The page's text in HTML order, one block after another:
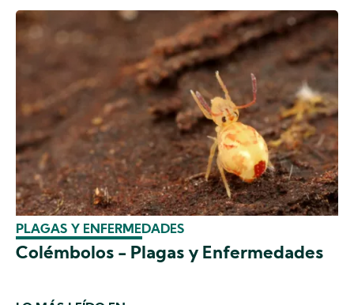
PLAGAS Y ENFERMEDADES
Colémbolos - Plagas y Enfermedades